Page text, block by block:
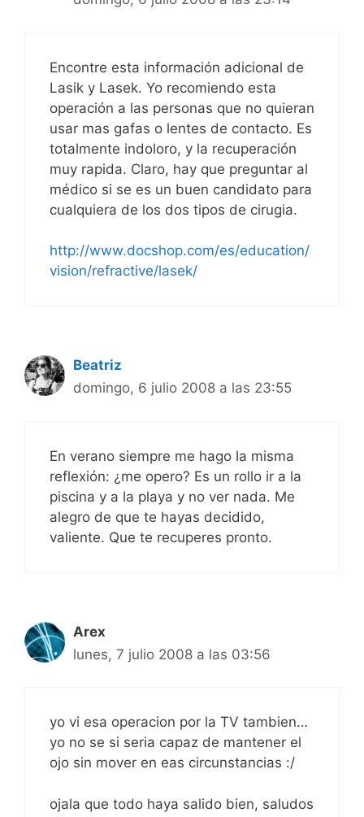
Encontre esta información adicional de
Lasik y Lasek. Yo recomiendo esta
operación a las personas que no quieran
usar mas gafas o lentes de contacto. Es
totalmente indoloro, y la recuperación
muy rapida. Claro, hay que preguntar al
médico si se es un buen candidato para
cualquiera de los dos tipos de cirugia.
http://www.docshop.com/es/education/
vision/refractive/lasek/
Beatriz
domingo, 6 julio 2008 a las 23:55
En verano siempre me hago la misma
reflexión: ¿me opero? Es un rollo ir a la
piscina y a la playa y no ver nada. Me
alegro de que te hayas decidido,
valiente. Que te recuperes pronto.
Arex
lunes, 7 julio 2008 a las 03:56
yo vi esa operacion por la TV tambien…
yo no se si seria capaz de mantener el
ojo sin mover en eas circunstancias :/
ojala que todo haya salido bien, saludos